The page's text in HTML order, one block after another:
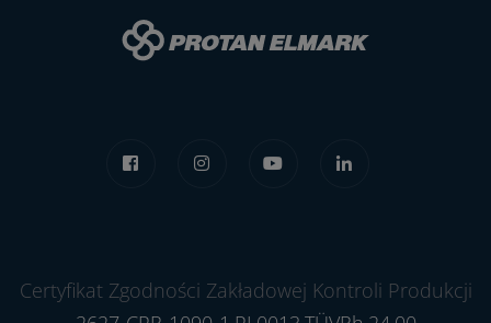
Certyfikat Zgodności Zakładowej Kontroli Produkcji